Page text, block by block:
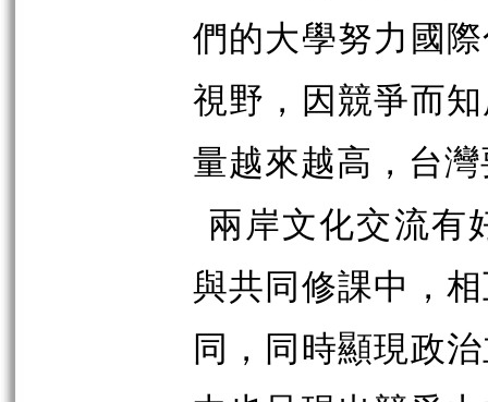
們的大學努力國
視野，因競爭而
量越來越高，台
兩岸文化交流有
與共同修課中，
同，同時顯現政